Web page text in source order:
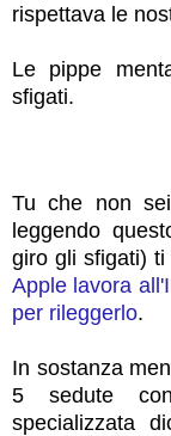
rispettava le
Le pippe
sfigati.
Tu che non
leggendo
giro gli sfigati)
Apple lavora
per rileggerlo.
In sostanza
5 sedute
specializzata